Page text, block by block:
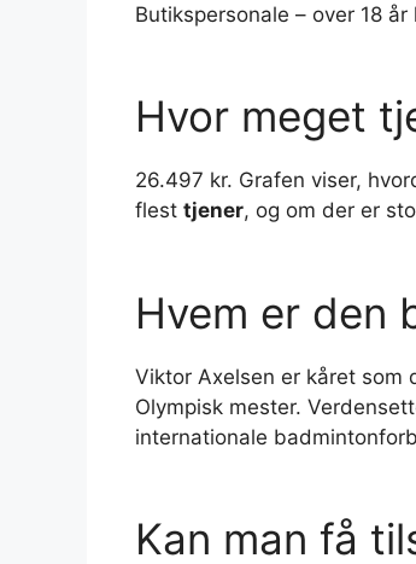
Butikspersonale – over 18
Hvor meget
26.497 kr. Grafen viser,
flest tjener, og om der er
Hvem er den
Viktor Axelsen er kåret som
Olympisk mester.
internationale
Kan man få